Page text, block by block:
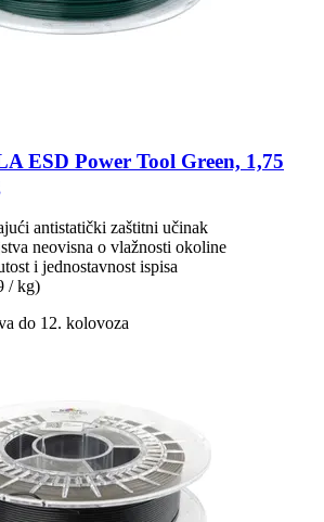
ESD Power Tool Green, 1,75
antistatički zaštitni učinak
neovisna o vlažnosti okoline
i jednostavnost ispisa
/ kg)
do 12. kolovoza